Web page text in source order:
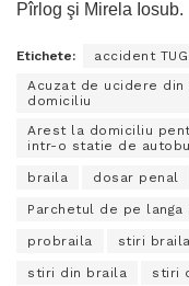
Pîrlog şi Mirela Iosub.
Etichete:
accident
Acuzat de ucidere
domiciliu
Arest la domiciliu
intr-o statie de
braila dosar penal
Parchetul de pe
probraila stiri braila
stiri din braila stiri